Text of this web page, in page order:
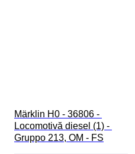
Märklin H0 - 36806 -
Locomotivă diesel (1) -
Gruppo 213, OM - FS